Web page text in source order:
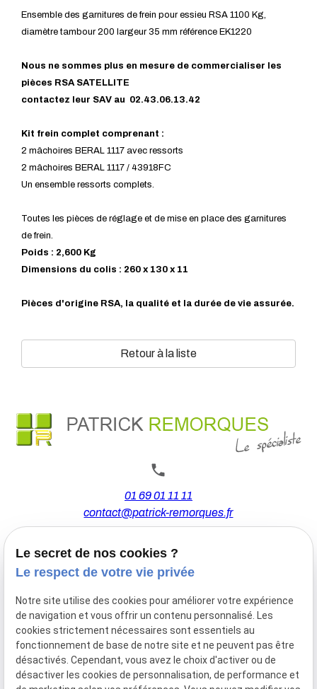
Ensemble des garnitures de frein pour essieu RSA 1100 Kg,
diamètre tambour 200 largeur 35 mm référence EK1220
Nous ne sommes plus en mesure de commercialiser les
pièces RSA SATELLITE
contactez leur SAV au 02.43.06.13.42
Kit frein complet comprenant :
2 mâchoires BERAL 1117 avec ressorts
2 mâchoires BERAL 1117 / 43918FC
Un ensemble ressorts complets.
Toutes les pièces de réglage et de mise en place des garnitures
de frein.
Poids : 2,600 Kg
Dimensions du colis : 260 x 130 x 11
Pièces d'origine RSA, la qualité et la durée de vie assurée.
Retour à la liste
01 69 01 11 11
contact@patrick-remorques.fr
44 Avenue de la Division Leclerc
91160 BALLAINVILLIERS
Du Mardi au Samedi
De 9h00 à 12h30 et de 13h30 à 18h00
Le Lundi sur rendez-vous.
Le secret de nos cookies ?
Le respect de votre vie privée
Notre site utilise des cookies pour améliorer votre expérience
de navigation et vous offrir un contenu personnalisé. Les
cookies strictement nécessaires sont essentiels au
fonctionnement de base de notre site et ne peuvent pas être
désactivés. Cependant, vous avez le choix d'activer ou de
désactiver les cookies de personnalisation, de performance et